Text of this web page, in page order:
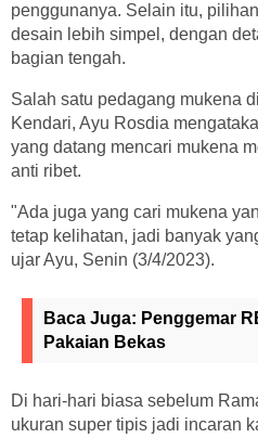
penggunanya. Selain itu,
desain lebih simpel, dengan
bagian tengah.
Salah satu pedagang mukena
Kendari, Ayu Rosdia
yang datang mencari mukena
anti ribet.
"Ada juga yang cari mukena
tetap kelihatan, jadi banyak
ujar Ayu, Senin (3/4/2023).
Baca Juga: Penggemar
Pakaian Bekas
Di hari-hari biasa sebelum
ukuran super tipis jadi incaran